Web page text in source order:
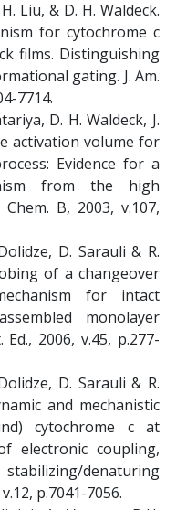
Liu, & D. H. Waldeck.
for cytochrome c
films. Distinguishing
gating. J. Am.
7714.
D. H. Waldeck, J.
activation volume for
Evidence for a
from the high
B, 2003, v.107,
D. Sarauli & R.
of a changeover
for intact
monolayer
2006, v.45, p.277-
D. Sarauli & R.
and mechanistic
cytochrome c at
electronic coupling,
denaturing
p.7041-7056.